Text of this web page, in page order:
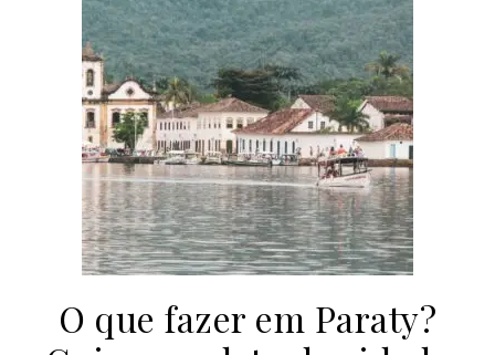
O que fazer em Paraty?